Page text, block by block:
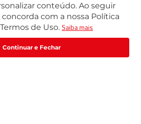
com um especialista
às 17h30
conteúdo. Ao seguir
com a nossa Política
de Uso. Saiba mais